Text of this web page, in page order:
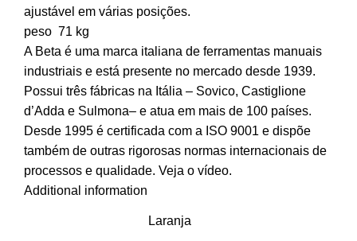
ajustável em várias posições.
peso 71 kg
A Beta é uma marca italiana de ferramentas manuais
industriais e está presente no mercado desde 1939.
Possui três fábricas na Itália – Sovico, Castiglione
d’Adda e Sulmona– e atua em mais de 100 países.
Desde 1995 é certificada com a ISO 9001 e dispõe
também de outras rigorosas normas internacionais de
processos e qualidade. Veja o vídeo.
Additional information
Laranja